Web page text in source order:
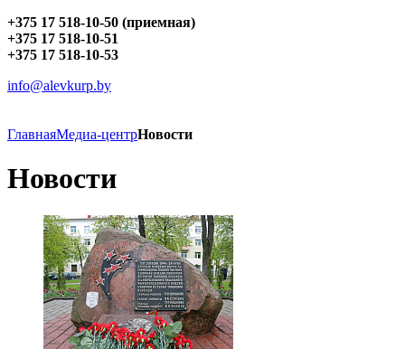
+375 17 518-10-50 (приемная)
+375 17 518-10-51
+375 17 518-10-53
info@alevkurp.by
ГлавнаяМедиа-центрНовости
Новости